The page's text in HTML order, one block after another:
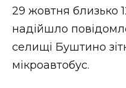
Втрачений
Втрачений
29 жовтня близько
надійшло
селищі Буштино
мікроавтобус.